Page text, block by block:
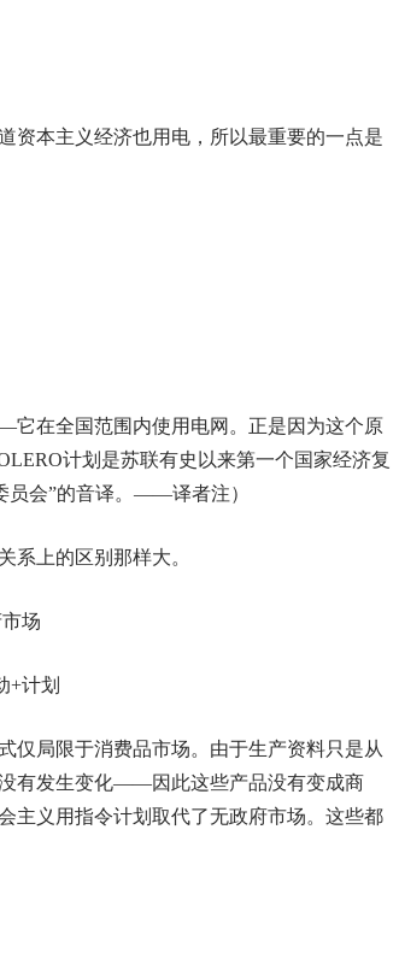
资本主义经济也用电，所以最重要的一点是
在全国范围内使用电网。正是因为这个原
计划是苏联有史以来第一个国家经济复
员会”的音译。——译者注）
系上的区别那样大。
场
+计划
仅局限于消费品市场。由于生产资料只是从
有发生变化——因此这些产品没有变成商
主义用指令计划取代了无政府市场。这些都